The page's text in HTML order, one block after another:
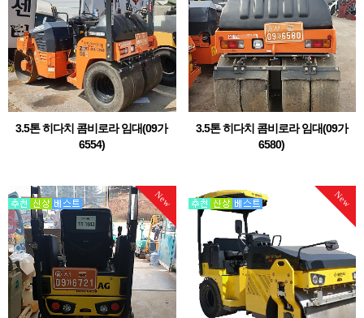
3.5톤 히다치 콤비로라 임대(09가
6554)
전화 주시기 바랍니다.02-486-0948 / 010-
8859-0657히다치 3.5톤 콤비로라 중고 판
매도 가능합니다. (
3.5톤 히다치 콤비로라 임대(09가
6580)
전화 주시기 바랍니다.02-486-0948 / 010-
8859-0657히다치 3.5톤 콤비로라 중고 판
매도 가능합니다. (
New New